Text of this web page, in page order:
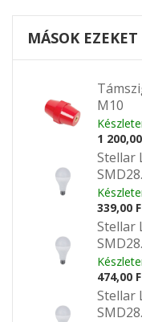
MÁSOK EZEKET
M10
1
Stellar
339,00
Stellar
474,00
Stellar